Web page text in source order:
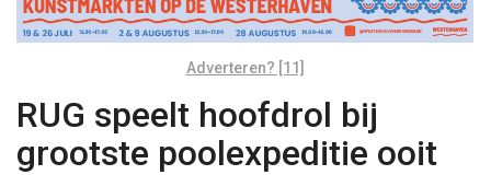
Adverteren? [11]
RUG speelt hoofdrol bij
grootste poolexpeditie ooit